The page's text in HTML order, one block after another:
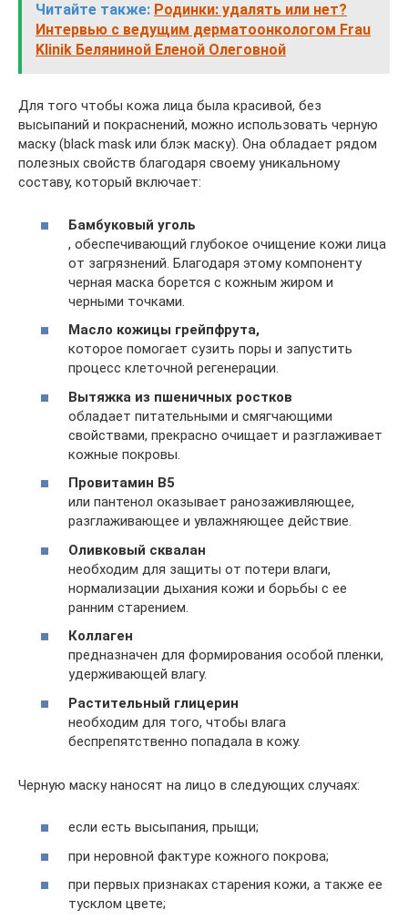
Читайте также: Родинки: удалять или нет?
Интервью с ведущим дерматоонкологом Frau
Klinik Беляниной Еленой Олеговной
Для того чтобы кожа лица была красивой, без
высыпаний и покраснений, можно использовать черную
маску (black mask или блэк маску). Она обладает рядом
полезных свойств благодаря своему уникальному
составу, который включает:
Бамбуковый уголь
, обеспечивающий глубокое очищение кожи лица
от загрязнений. Благодаря этому компоненту
черная маска борется с кожным жиром и
черными точками.
Масло кожицы грейпфрута,
которое помогает сузить поры и запустить
процесс клеточной регенерации.
Вытяжка из пшеничных ростков
обладает питательными и смягчающими
свойствами, прекрасно очищает и разглаживает
кожные покровы.
Провитамин В5
или пантенол оказывает ранозаживляющее,
разглаживающее и увлажняющее действие.
Оливковый сквалан
необходим для защиты от потери влаги,
нормализации дыхания кожи и борьбы с ее
ранним старением.
Коллаген
предназначен для формирования особой пленки,
удерживающей влагу.
Растительный глицерин
необходим для того, чтобы влага
беспрепятственно попадала в кожу.
Черную маску наносят на лицо в следующих случаях:
если есть высыпания, прыщи;
при неровной фактуре кожного покрова;
при первых признаках старения кожи, а также ее
тусклом цвете;